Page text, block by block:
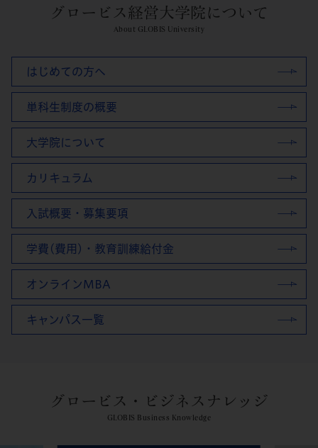
グロービス経営大学院について
About GLOBIS University
はじめての方へ
単科生制度の概要
大学院について
カリキュラム
入試概要・募集要項
学費(費用)・教育訓練給付金
オンラインMBA
キャンパス一覧
グロービス・ビジネスナレッジ
GLOBIS Business Knowledge